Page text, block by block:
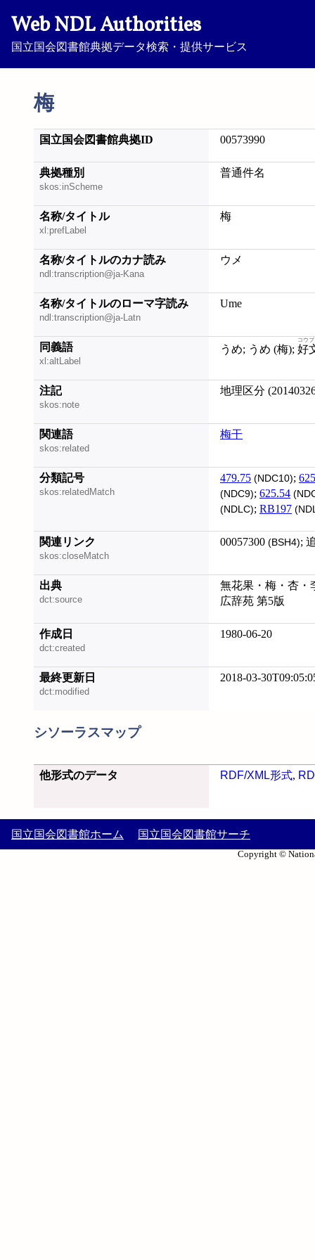
Web NDL Authorities
国立国会図書館典拠データ検索・提供サービス
梅
国立国会図書館典拠ID 00573990
典拠種別
skos:inScheme
普通件名
名称/タイトル
xl:prefLabel
梅
名称/タイトルのカナ読み
ndl:transcription@ja-Kana
ウメ
名称/タイトルのローマ字読み
ndl:transcription@ja-Latn
Ume
同義語
xl:altLabel
うめ; うめ (梅); 好
コウ
注記
skos:note
地理区分
関連語
skos:related
梅干
分類記号
skos:relatedMatch
479.75 (NDC10);
(NDC9); 625.54
(NDLC); RB197
関連リンク
skos:closeMatch
00057300 (BSH4);
出典
dct:source
無花果・梅・杏・
広辞苑 第5版
作成日
dct:created
1980-06-20
最終更新日
dct:modified
2018-03-
シソーラスマップ
他形式のデータ RDF/XML形式,
国立国会図書館ホーム 国立国会図書館サーチ
Copyright ©